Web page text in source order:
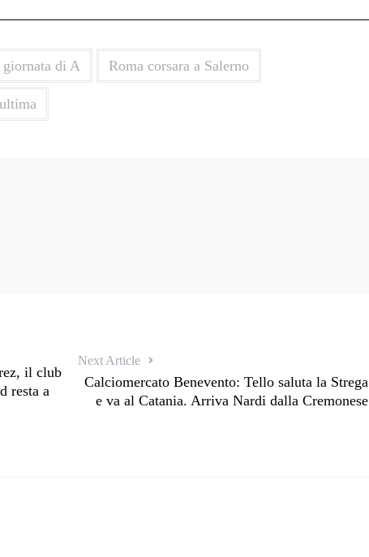
di A Roma corsara a Salerno
il club
resta a
Next Article
Calciomercato Benevento: Tello saluta la Strega
e va al Catania. Arriva Nardi dalla Cremonese